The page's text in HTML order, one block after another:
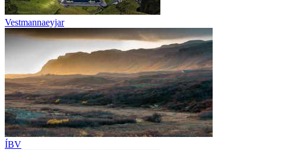
Vestmannaeyjar
ÍBV